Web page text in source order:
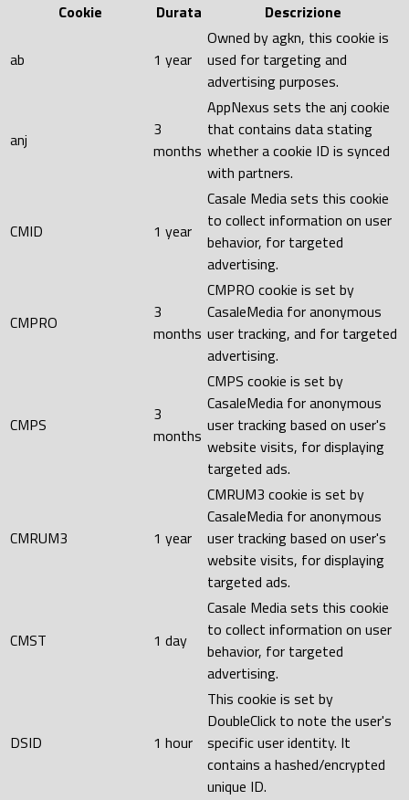
Cookie
Durata Descrizione
ab 1 year
Owned by agkn, this cookie is
used for targeting and
advertising purposes.
anj
3
months
AppNexus sets the anj cookie
that contains data stating
whether a cookie ID is synced
with partners.
CMID 1 year
Casale Media sets this cookie
to collect information on user
behavior, for targeted
advertising.
CMPRO
3
months
CMPRO cookie is set by
CasaleMedia for anonymous
user tracking, and for targeted
advertising.
CMPS
3
months
CMPS cookie is set by
CasaleMedia for anonymous
user tracking based on user's
website visits, for displaying
targeted ads.
CMRUM3 1 year
CMRUM3 cookie is set by
CasaleMedia for anonymous
user tracking based on user's
website visits, for displaying
targeted ads.
CMST 1 day
Casale Media sets this cookie
to collect information on user
behavior, for targeted
advertising.
DSID 1 hour
This cookie is set by
DoubleClick to note the user's
specific user identity. It
contains a hashed/encrypted
unique ID.